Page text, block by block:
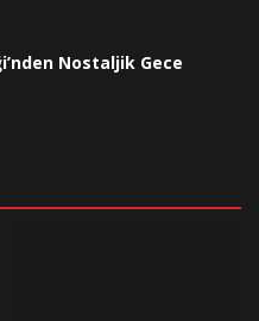
Nostaljik Gece